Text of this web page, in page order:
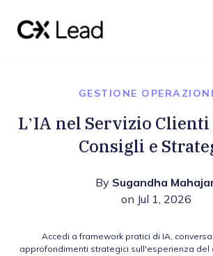
GESTIONE
L’IA nel Servizio
Consigli e
By Sugandha
on Jul 1, 2026
Accedi a framework pratici di IA,
approfondimenti strategici sull'esperienza del